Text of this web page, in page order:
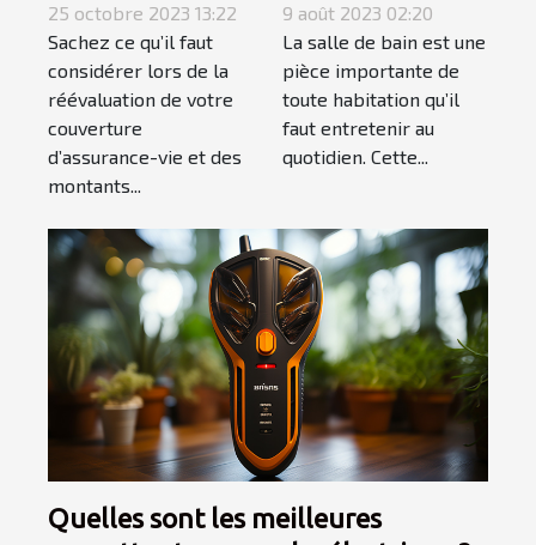
d’assurance-
vie ?
25 octobre 2023 13:22
Sachez ce qu’il faut
considérer lors de la
réévaluation de votre
couverture
d’assurance-vie et des
montants...
de bain pour
qu’elle soit
complète et
élégante ?
9 août 2023 02:20
La salle de bain est une
pièce importante de
toute habitation qu’il
faut entretenir au
quotidien. Cette...
Quelles sont les meilleures